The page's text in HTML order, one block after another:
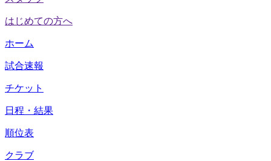
はじめての方へ
ホーム
試合速報
チケット
日程・結果
順位表
クラブ